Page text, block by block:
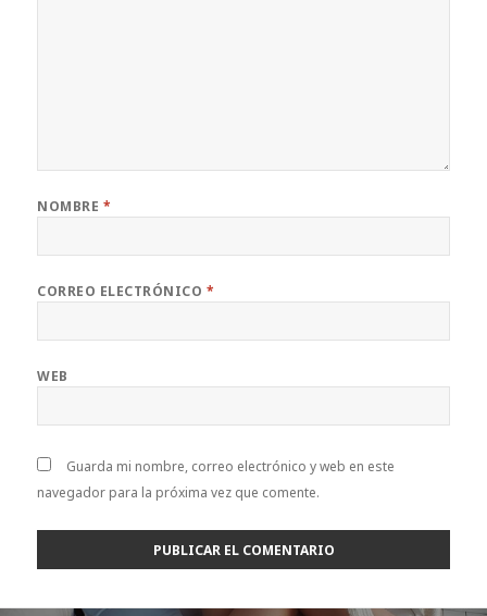
NOMBRE *
CORREO ELECTRÓNICO *
WEB
Guarda mi nombre, correo electrónico y web en este
navegador para la próxima vez que comente.